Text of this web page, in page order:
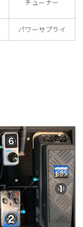
チューナー
パワーサプライ